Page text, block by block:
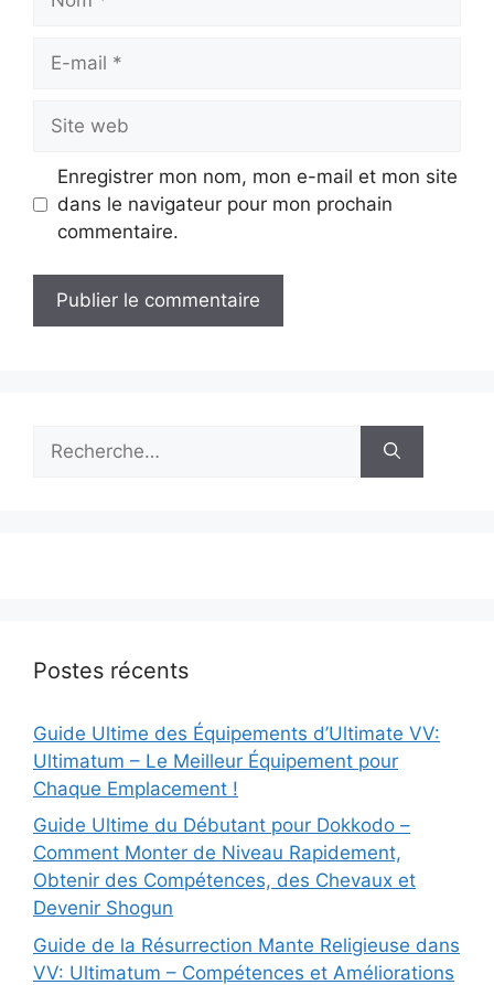
Site
web
Enregistrer mon nom, mon e-mail et mon site
dans le navigateur pour mon prochain
commentaire.
Postes récents
Guide Ultime des Équipements d’Ultimate VV:
Ultimatum – Le Meilleur Équipement pour
Chaque Emplacement !
Guide Ultime du Débutant pour Dokkodo –
Comment Monter de Niveau Rapidement,
Obtenir des Compétences, des Chevaux et
Devenir Shogun
Guide de la Résurrection Mante Religieuse dans
VV: Ultimatum – Compétences et Améliorations